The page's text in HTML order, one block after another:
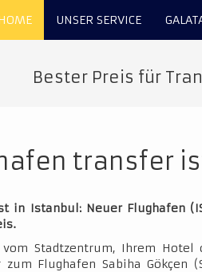
UNSER SERVICE
Bester Preis für
transfer
in Istanbul: Neuer Flughafen
Stadtzentrum, Ihrem Hotel
Flughafen Sabiha Gökçen